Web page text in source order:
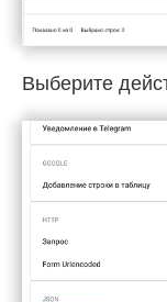
Выберите